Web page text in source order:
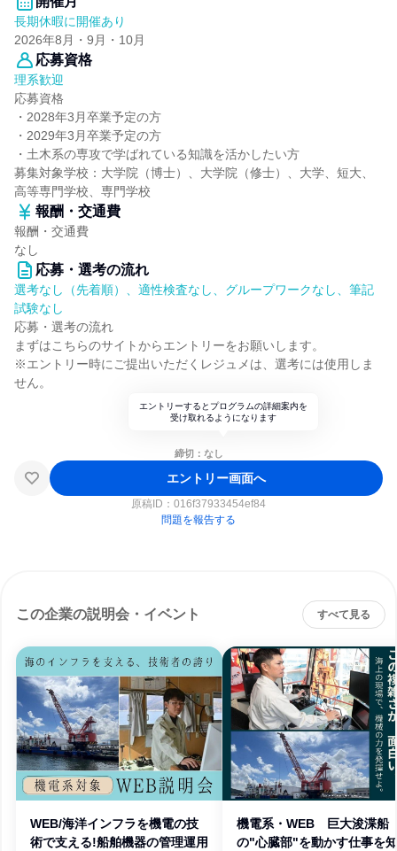
長期休暇に開催あり
2026年8月・9月・10月
応募資格
理系歓迎
応募資格
・2028年3月卒業予定の方
・2029年3月卒業予定の方
・土木系の専攻で学ばれている知識を活かしたい方
募集対象学校：大学院（博士）、大学院（修士）、大学、短大、
高等専門学校、専門学校
報酬・交通費
報酬・交通費
なし
応募・選考の流れ
選考なし（先着順）、適性検査なし、グループワークなし、筆記
試験なし
応募・選考の流れ
まずはこちらのサイトからエントリーをお願いします。
※エントリー時にご提出いただくレジュメは、選考には使用しま
せん。
エントリーするとプログラムの詳細案内を
受け取れるようになります
締切：なし
エントリー画面へ
原稿ID： 016f37933454ef84
問題を報告する
この企業の説明会・イベント すべて見る
WEB/海洋インフラを機電の技
術で支える!船舶機器の管理運用
機電系・WEB 巨大浚渫船
の"心臓部"を動かす仕事を